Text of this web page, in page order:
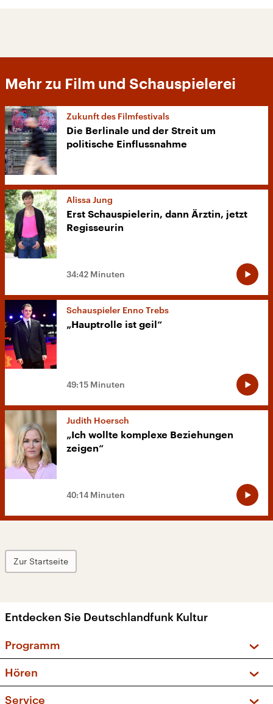
Mehr zu Film und Schauspielerei
Zukunft des Filmfestivals
Die Berlinale und der Streit um
politische Einflussnahme
Alissa Jung
Erst Schauspielerin, dann Ärztin, jetzt
Regisseurin
34:42 Minuten
Schauspieler Enno Trebs
„Hauptrolle ist geil“
49:15 Minuten
Judith Hoersch
„Ich wollte komplexe Beziehungen
zeigen“
40:14 Minuten
Zur Startseite
Entdecken Sie Deutschlandfunk Kultur
Programm
Sendungen und Podcasts
Hören
Service